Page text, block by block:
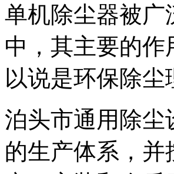
单机除尘器被广
中，其主要的
以说是环保除尘
泊头市通用除尘
的生产体系，并